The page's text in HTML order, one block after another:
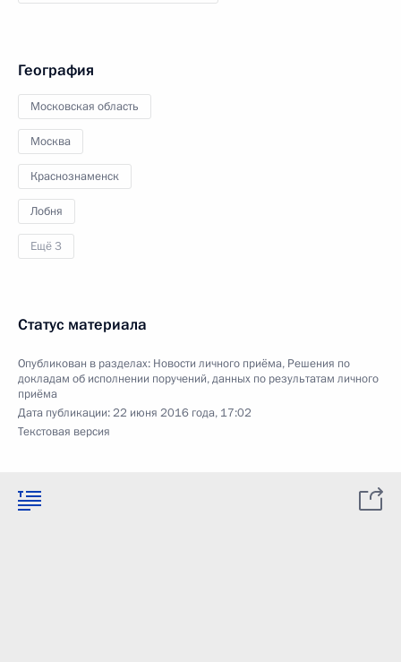
География
Московская область
Москва
Краснознаменск
Лобня
Ещё 3
Статус материала
Опубликован в разделах: Новости личного приёма, Решения по
докладам об исполнении поручений, данных по результатам личного
приёма
Дата публикации:22 июня 2016 года, 17:02
Текстовая версия